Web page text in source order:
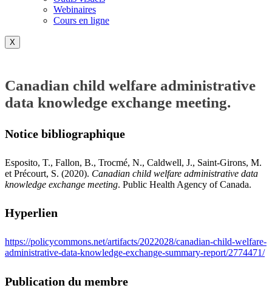
Webinaires
Cours en ligne
X
Canadian child welfare administrative
data knowledge exchange meeting.
Notice bibliographique
Esposito, T., Fallon, B., Trocmé, N., Caldwell, J., Saint-Girons, M.
et Précourt, S. (2020). Canadian child welfare administrative data
knowledge exchange meeting. Public Health Agency of Canada.
Hyperlien
https://policycommons.net/artifacts/2022028/canadian-child-welfare-
administrative-data-knowledge-exchange-summary-report/2774471/
Publication du membre